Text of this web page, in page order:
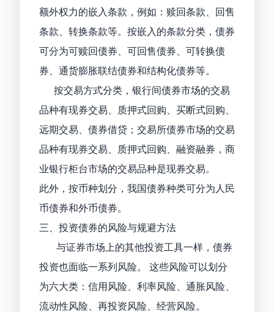
额外权力的嵌入条款，例如：赎回条款、回售
条款、转换条款等。按嵌入的条款分类，债券
可分为可赎回债券、可回售债券、可转换债
券、通货膨胀联结债券和结构化债券等。
按交易方式分类，银行间债券市场的交易
品种有现券交易、质押式回购、买断式回购、
远期交易、债券借贷；交易所债券市场的交易
品种有现券交易、质押式回购、融资融券，商
业银行柜台市场的交易品种是现券交易。
此外，按币种划分，我国债券种类可分为人民
币债券和外币债券。
三、投资债券的风险与规避方法
与证券市场上的其他投资工具一样，债券
投资也面临一系列风险。 这些风险可以划分
为六大类：信用风险、利率风险、通胀风险、
流动性风险、再投资风险、经营风险。